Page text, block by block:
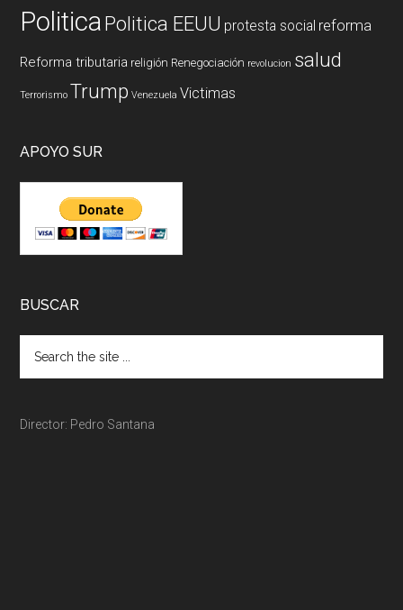
PoliticaPolitica EEUU protesta social reforma
Reforma tributaria religión Renegociación revolucion salud
Terrorismo Trump Venezuela Victimas
APOYO SUR
BUSCAR
Director: Pedro Santana